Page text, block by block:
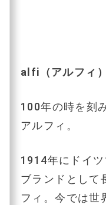
alfi（アルフィ
100年の時を刻
アルフィ。
1914年にドイ
ブランドとして
フィ。今では世